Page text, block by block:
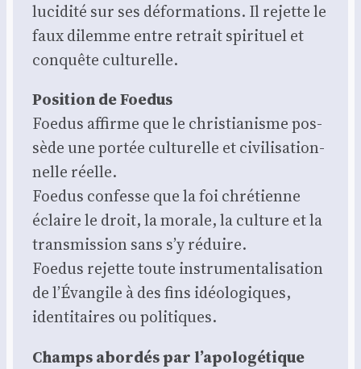
luci­di­té sur ses défor­ma­tions. Il rejette le
faux dilemme entre retrait spi­ri­tuel et
conquête cultu­relle.
Posi­tion de Foe­dus
Foe­dus affirme que le chris­tia­nisme pos­
sède une por­tée cultu­relle et civi­li­sa­tion­
nelle réelle.
Foe­dus confesse que la foi chré­tienne
éclaire le droit, la morale, la culture et la
trans­mis­sion sans s’y réduire.
Foe­dus rejette toute ins­tru­men­ta­li­sa­tion
de l’Évangile à des fins idéo­lo­giques,
iden­ti­taires ou poli­tiques.
Champs abor­dés par l’apologétique